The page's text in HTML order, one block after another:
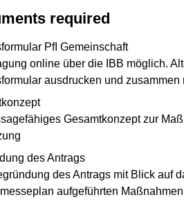
required
PfI Gemeinschaft
online über die IBB möglich.
ausdrucken und
Gesamtkonzept zur
des Antrags
des Antrags mit Blick auf
aufgeführten Maßnahmen